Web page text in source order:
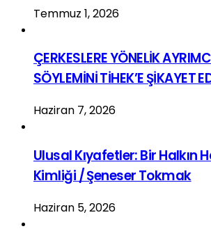
Temmuz 1, 2026
ÇERKESLERE YÖNELİK
SÖYLEMİNİ TİHEK’E ŞİKAYET
Haziran 7, 2026
Ulusal Kıyafetler: Bir Halkın
Kimliği / Şeneser Tokmak
Haziran 5, 2026